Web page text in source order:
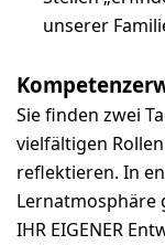
unserer
Sie finden zwei
vielfältigen
reflektieren. In
Lernatmosphäre
IHR EIGENER